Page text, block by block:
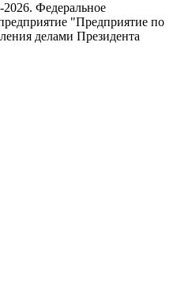
Федеральное
"Предприятие по
делами Президента